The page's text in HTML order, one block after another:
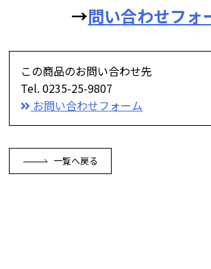
→問い合わせフォ
この商品のお問い合わせ先
Tel. 0235-25-9807
お問い合わせフォーム
一覧へ戻る